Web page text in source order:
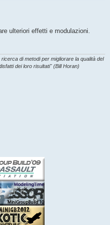
ulteriori effetti e modulazioni.
di metodi per migliorare la qualità del
dei loro risultati" (Bill Horan)